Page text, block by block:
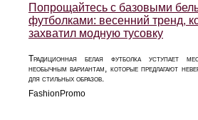
Попрощайтесь с базовыми
футболками: весенний тренд,
захватил модную тусовку
Традиционная белая футболка уступает
необычным вариантам, которые предлагают
для стильных образов.
FashionPromo